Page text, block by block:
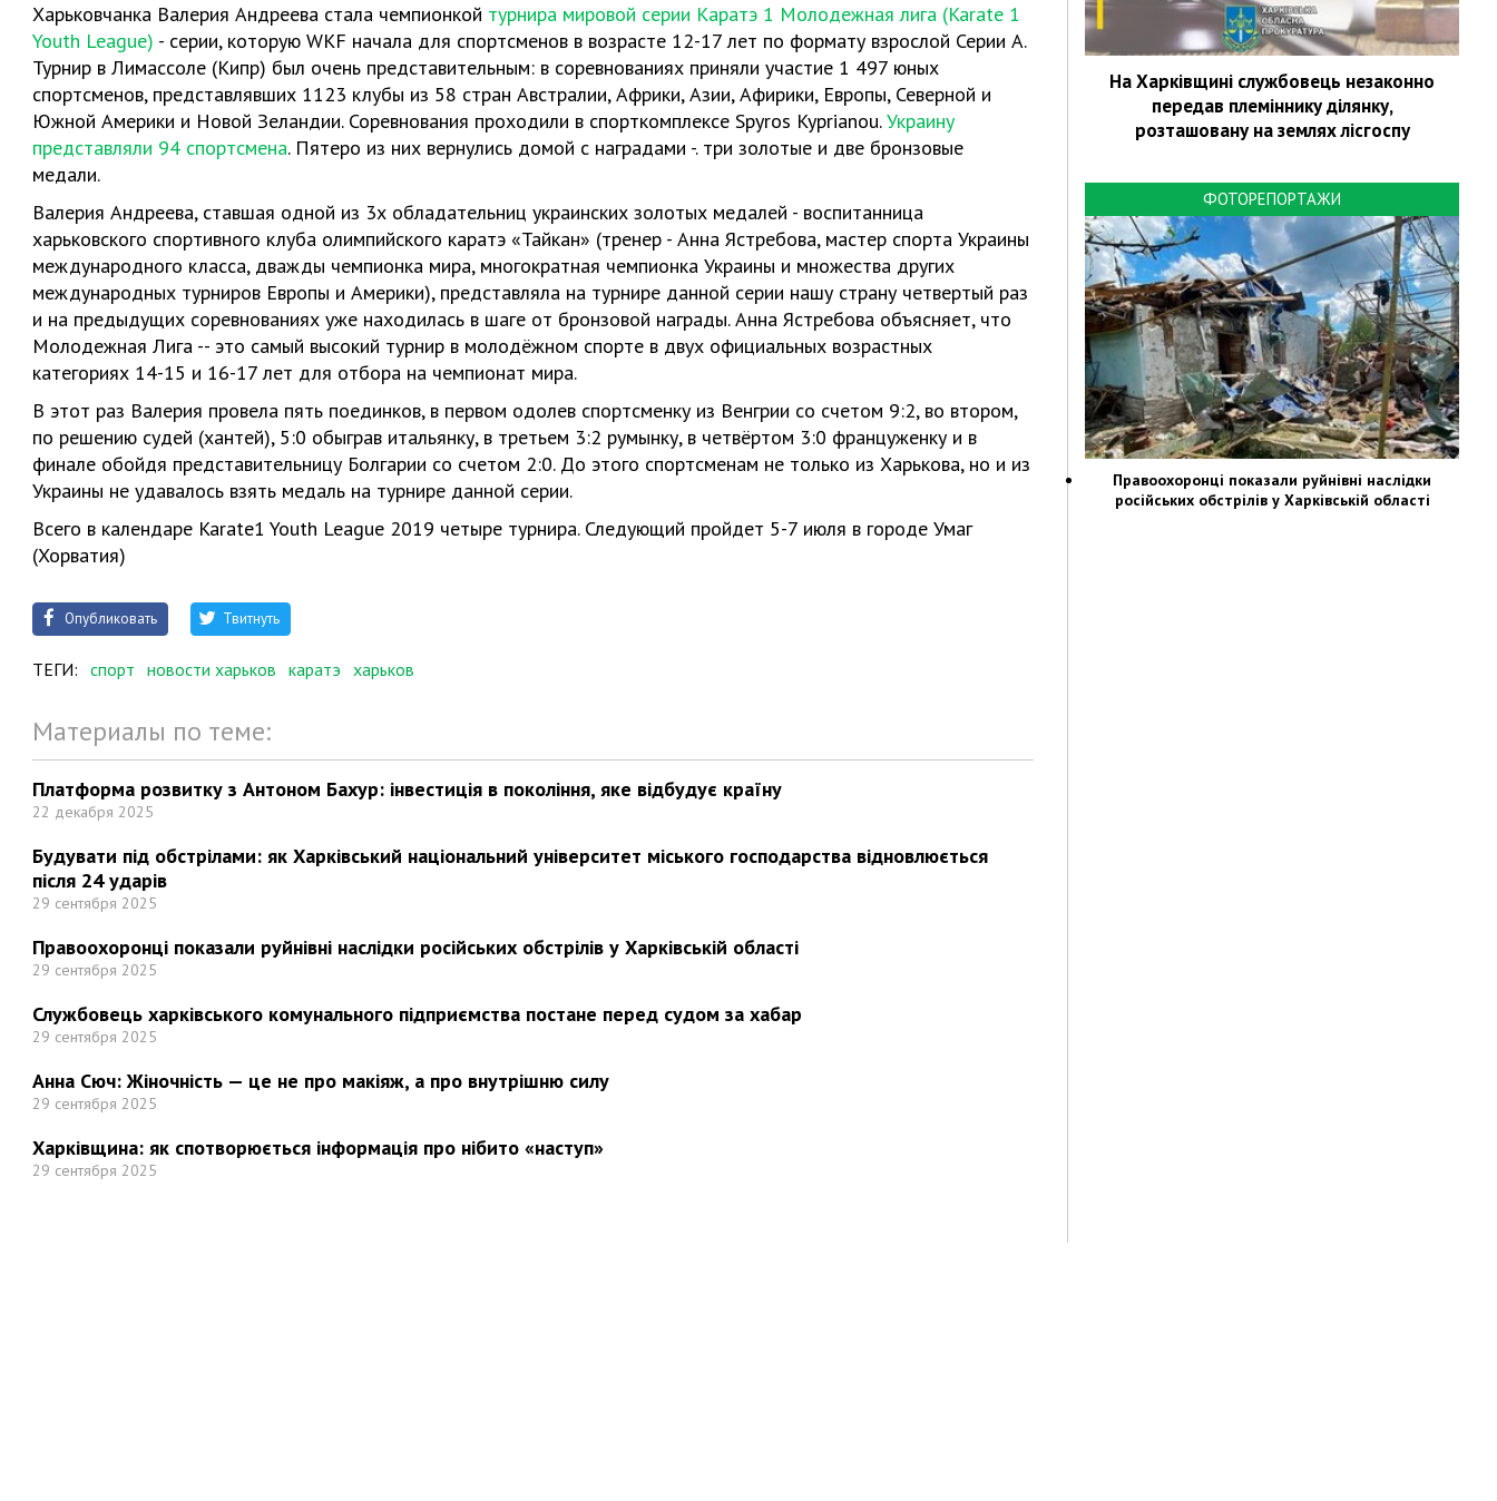
Харьковчанка Валерия Андреева стала чемпионкой турнира мировой серии Каратэ 1 Молодежная лига (Karate 1
Youth League) - серии, которую WKF начала для спортсменов в возрасте 12-17 лет по формату взрослой Серии А.
Турнир в Лимассоле (Кипр) был очень представительным: в соревнованиях приняли участие 1 497 юных
спортсменов, представлявших 1123 клубы из 58 стран Австралии, Африки, Азии, Афирики, Европы, Северной и
Южной Америки и Новой Зеландии. Соревнования проходили в спорткомплексе Spyros Kyprianou.Украину
представляли 94 спортсмена. Пятеро из них вернулись домой с наградами -. три золотые и две бронзовые
медали.
Валерия Андреева, ставшая одной из 3х обладательниц украинских золотых медалей - воспитанница
харьковского спортивного клуба олимпийского каратэ «Тайкан» (тренер - Анна Ястребова, мастер спорта Украины
международного класса, дважды чемпионка мира, многократная чемпионка Украины и множества других
международных турниров Европы и Америки), представляла на турнире данной серии нашу страну четвертый раз
и на предыдущих соревнованиях уже находилась в шаге от бронзовой награды. Анна Ястребова объясняет, что
Молодежная Лига -- это самый высокий турнир в молодёжном спорте в двух официальных возрастных
категориях 14-15 и 16-17 лет для отбора на чемпионат мира.
В этот раз Валерия провела пять поединков, в первом одолев спортсменку из Венгрии со счетом 9:2, во втором,
по решению судей (хантей), 5:0 обыграв итальянку, в третьем 3:2 румынку, в четвёртом 3:0 француженку и в
финале обойдя представительницу Болгарии со счетом 2:0. До этого спортсменам не только из Харькова, но и из
Украины не удавалось взять медаль на турнире данной серии.
Всего в календаре Karate1 Youth League 2019 четыре турнира. Следующий пройдет 5-7 июля в городе Умаг
(Хорватия)
Опубликовать Твитнуть
ТЕГИ: спорт новости харьков каратэ харьков
Материалы по теме:
Платформа розвитку з Антоном Бахур: інвестиція в покоління, яке відбудує країну
22 декабря 2025
Будувати під обстрілами: як Харківський національний університет міського господарства відновлюється
після 24 ударів
29 сентября 2025
Правоохоронці показали руйнівні наслідки російських обстрілів у Харківській області
29 сентября 2025
Службовець харківського комунального підприємства постане перед судом за хабар
29 сентября 2025
Анна Сюч: Жіночність — це не про макіяж, а про внутрішню силу
29 сентября 2025
Харківщина: як спотворюється інформація про нібито «наступ»
29 сентября 2025
На Харківщині службовець незаконно
передав племіннику ділянку,
розташовану на землях лісгоспу
ФОТОРЕПОРТАЖИ
Правоохоронці показали руйнівні наслідки
російських обстрілів у Харківській області